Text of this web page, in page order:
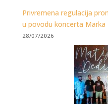
Privremena regulacija
u povodu koncerta Marka
28/07/2026